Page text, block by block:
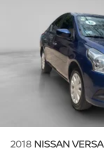
2018 NISSAN VERSA